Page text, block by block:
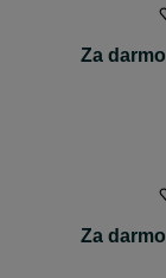
Za darmo
Za darmo